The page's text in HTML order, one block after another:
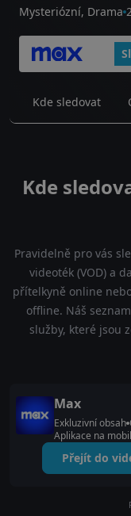
Mysteriózní, Drama
Kde sledovat
Kde
Pravidelně pro vás
videoték (VOD) a
přítelkyně online
offline. Náš
služby, které jsou
Max
Exkluzivní obsah
Aplikace na
Přejít do